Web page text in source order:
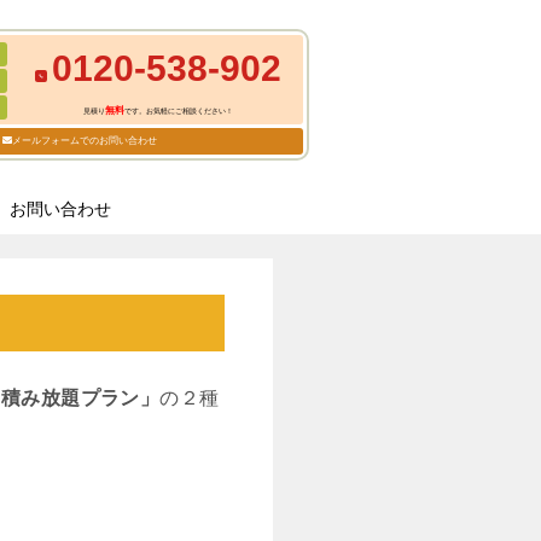
0120-538-902
見積り無料です。お気軽にご相談ください！
メールフォームでのお問い合わせ
お問い合わせ
み放題プラン」の２種